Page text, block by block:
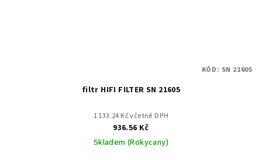
filtr HIFI FILTER SN 21605
1 133.24 Kč včetně DPH
936.56 Kč
Skladem (Rokycany)
KÓD: SN 21605